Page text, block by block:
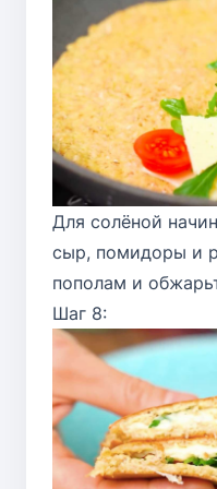
Для солёной
сыр, помидоры и
пополам и
Шаг 8: